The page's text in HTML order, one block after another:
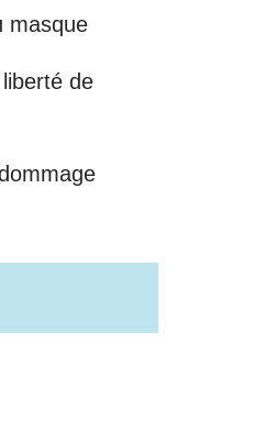
masque
de